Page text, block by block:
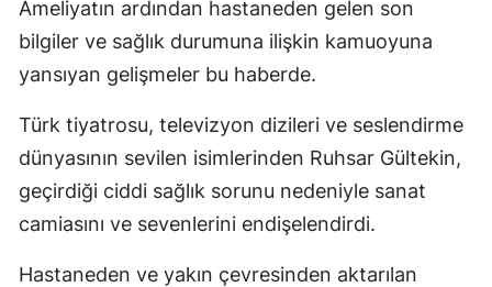
Ameliyatın ardından hastaneden gelen son
bilgiler ve sağlık durumuna ilişkin kamuoyuna
yansıyan gelişmeler bu haberde.
Türk tiyatrosu, televizyon dizileri ve seslendirme
dünyasının sevilen isimlerinden Ruhsar Gültekin,
geçirdiği ciddi sağlık sorunu nedeniyle sanat
camiasını ve sevenlerini endişelendirdi.
Hastaneden ve yakın çevresinden aktarılan